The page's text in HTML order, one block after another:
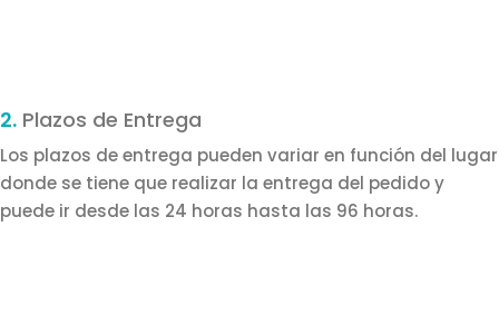
2. Plazos de Entrega
Los plazos de entrega pueden variar en función del lugar
donde se tiene que realizar la entrega del pedido y
puede ir desde las 24 horas hasta las 96 horas.